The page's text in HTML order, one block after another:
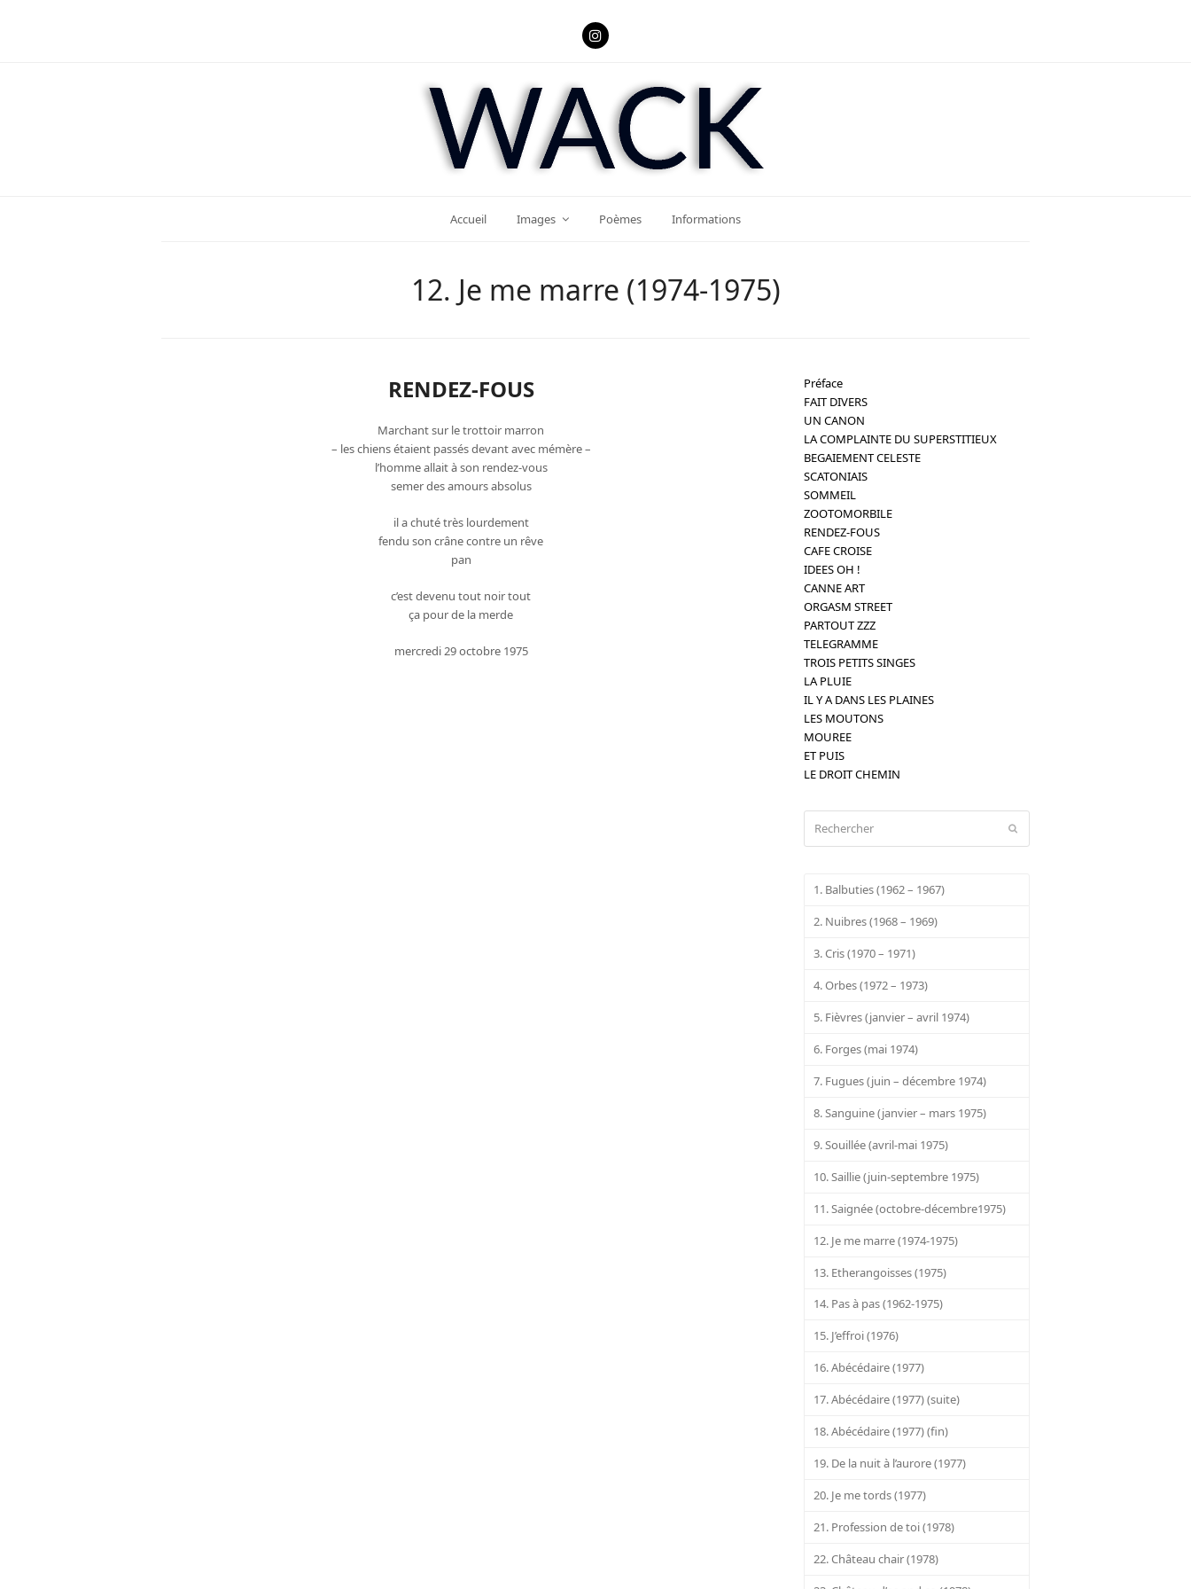
Instagram
Accueil Images Poèmes Informations
12. Je me marre (1974-1975)
RENDEZ-FOUS
Marchant sur le trottoir marron
– les chiens étaient passés devant avec mémère –
l’homme allait à son rendez-vous
semer des amours absolus
il a chuté très lourdement
fendu son crâne contre un rêve
pan
c’est devenu tout noir tout
ça pour de la merde
mercredi 29 octobre 1975
Préface
FAIT DIVERS
UN CANON
LA COMPLAINTE DU SUPERSTITIEUX
BEGAIEMENT CELESTE
SCATONIAIS
SOMMEIL
ZOOTOMORBILE
RENDEZ-FOUS
CAFE CROISE
IDEES OH !
CANNE ART
ORGASM STREET
PARTOUT ZZZ
TELEGRAMME
TROIS PETITS SINGES
LA PLUIE
IL Y A DANS LES PLAINES
LES MOUTONS
MOUREE
ET PUIS
LE DROIT CHEMIN
1. Balbuties (1962 – 1967)
2. Nuibres (1968 – 1969)
3. Cris (1970 – 1971)
4. Orbes (1972 – 1973)
5. Fièvres (janvier – avril 1974)
6. Forges (mai 1974)
7. Fugues (juin – décembre 1974)
8. Sanguine (janvier – mars 1975)
9. Souillée (avril-mai 1975)
10. Saillie (juin-septembre 1975)
11. Saignée (octobre-décembre1975)
12. Je me marre (1974-1975)
13. Etherangoisses (1975)
14. Pas à pas (1962-1975)
15. J’effroi (1976)
16. Abécédaire (1977)
17. Abécédaire (1977) (suite)
18. Abécédaire (1977) (fin)
19. De la nuit à l’aurore (1977)
20. Je me tords (1977)
21. Profession de toi (1978)
22. Château chair (1978)